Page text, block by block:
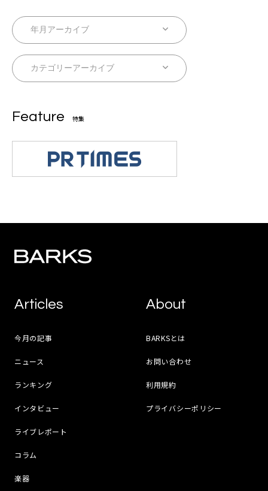
Feature 特集
Articles
今月の記事
ニュース
ランキング
インタビュー
ライブレポート
コラム
楽器
About
BARKSとは
お問い合わせ
利用規約
プライバシーポリシー